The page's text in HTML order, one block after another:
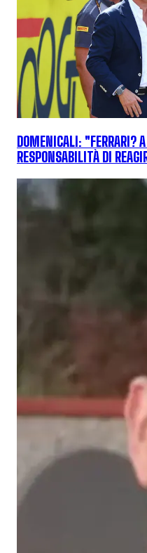
DOMENICALI: "FERRARI?
RESPONSABILITÀ DI